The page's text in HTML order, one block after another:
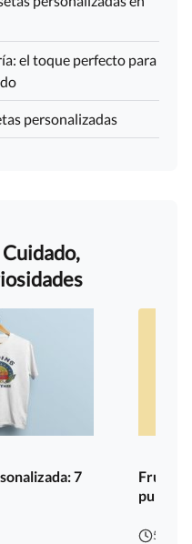
el toque perfecto para
personalizadas
7
Fruit of
5 min